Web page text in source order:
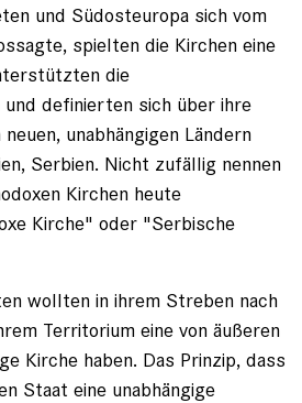
und Südosteuropa sich vom
spielten die Kirchen eine
die
und definierten sich über ihre
unabhängigen Ländern
Serbien. Nicht zufällig nennen
Kirchen heute
Kirche" oder "Serbische
wollten in ihrem Streben nach
Territorium eine von äußeren
Kirche haben. Das Prinzip, dass
Staat eine unabhängige